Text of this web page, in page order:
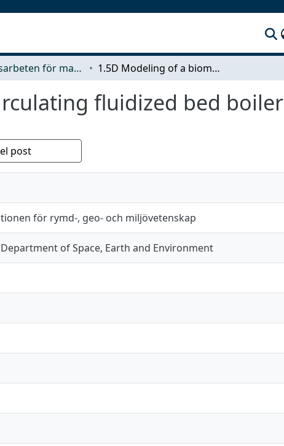
Examensarbeten för masterexamen 1.5D Modeling of a biomass-fired circulating fluidized bed boiler
fluidized bed boiler
post
för rymd-, geo- och miljövetenskap
of Space, Earth and Environment